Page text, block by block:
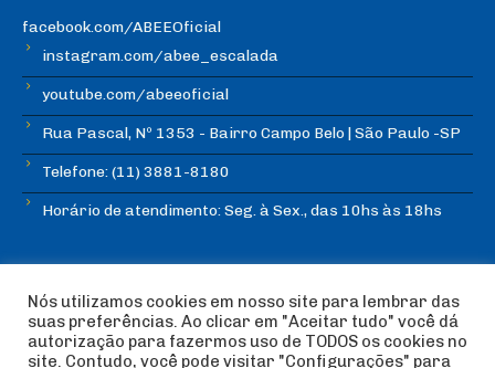
facebook.com/ABEEOficial
instagram.com/abee_escalada
youtube.com/abeeoficial
Rua Pascal, Nº 1353 - Bairro Campo Belo | São Paulo -SP
Telefone: (11) 3881-8180
Horário de atendimento: Seg. à Sex., das 10hs às 18hs
© Copyright ABEE | Associação Brasileira de Escalada
Nós utilizamos cookies em nosso site para lembrar das
suas preferências. Ao clicar em "Aceitar tudo" você dá
autorização para fazermos uso de TODOS os cookies no
site. Contudo, você pode visitar "Configurações" para